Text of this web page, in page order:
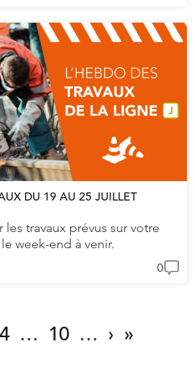
DU 19 AU 25 JUILLET
travaux prévus sur votre
week-end à venir.
0
4 … 10 … › »